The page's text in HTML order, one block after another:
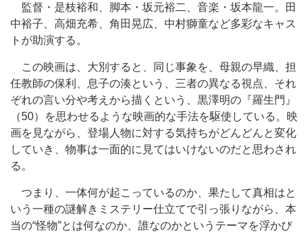
監督・是枝裕和、脚本・坂元裕二、音楽・坂本龍一。田
中裕子、高畑充希、角田晃広、中村獅童など多彩なキャス
トが助演する。
この映画は、大別すると、同じ事象を、母親の早織、担
任教師の保利、息子の湊という、三者の異なる視点、それ
ぞれの言い分や考えから描くという、黒澤明の『羅生門』
（50）を思わせるような映画的な手法を駆使している。映
画を見ながら、登場人物に対する気持ちがどんどんと変化
していき、物事は一面的に見てはいけないのだと思わされ
る。
つまり、一体何が起こっているのか、果たして真相はと
いう一種の謎解きミステリー仕立てで引っ張りながら、本
当の“怪物”とは何なのか、誰なのかというテーマを浮かび